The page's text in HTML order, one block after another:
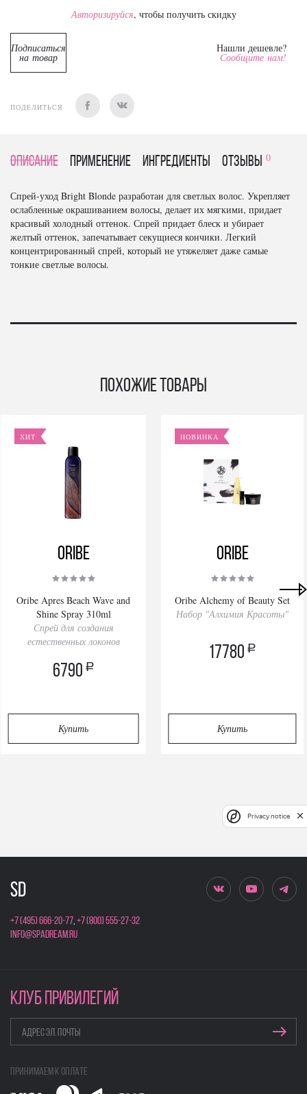
Авторизируйся, чтобы получить скидку
Подписаться
на товар
Нашли дешевле?
Сообщите нам!
ПОДЕЛИТЬСЯ
Описание Применение Ингредиенты отзывы 0
Спрей-уход Bright Blonde разработан для светлых волос. Укрепляет
ослабленные окрашиванием волосы, делает их мягкими, придает
красивый холодный оттенок. Спрей придает блеск и убирает
желтый оттенок, запечатывает секущиеся кончики. Легкий
концентрированный спрей, который не утяжеляет даже самые
тонкие светлые волосы.
Похожие товары
ХИТ
Oribe
Oribe Apres Beach Wave and
Shine Spray 310ml
Спрей для создания
естественных локонов
6790 a
Купить
НОВИНКА
Oribe
Oribe Alchemy of Beauty Set
Набор "Алхимия Красоты"
17780 a
Купить
+7 (495) 666-20-77,+7 (800) 555-27-32
info@spadream.ru
КЛУБ ПРИВИЛЕГИЙ
Принимаем к оплате
Privacy notice